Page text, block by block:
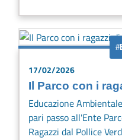
17/02/2026
Il Parco con i
Educazione
pari passo all'Ente
Ragazzi dal Pollice